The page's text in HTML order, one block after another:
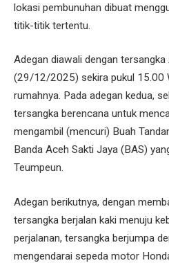
lokasi pembunuhan dibuat
titik-titik tertentu.
Adegan diawali dengan tersangka
(29/12/2025) sekira pukul 15.00
rumahnya. Pada adegan kedua,
tersangka berencana untuk
mengambil (mencuri) Buah
Banda Aceh Sakti Jaya (BAS)
Teumpeun.
Adegan berikutnya, dengan
tersangka berjalan kaki menuju
perjalanan, tersangka berjumpa
mengendarai sepeda motor